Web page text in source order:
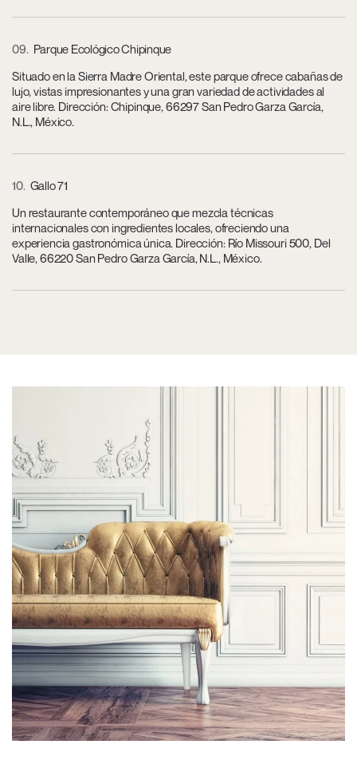
09
Parque Ecológico Chipinque
Situado en la Sierra Madre Oriental, este parque ofrece cabañas de
lujo, vistas impresionantes y una gran variedad de actividades al
aire libre. Dirección: Chipinque, 66297 San Pedro Garza García,
N.L., México.
10 Gallo 71
Un restaurante contemporáneo que mezcla técnicas
internacionales con ingredientes locales, ofreciendo una
experiencia gastronómica única. Dirección: Río Missouri 500, Del
Valle, 66220 San Pedro Garza García, N.L., México.